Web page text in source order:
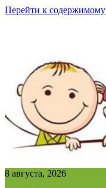
Перейти к содержимому
8 августа, 2026